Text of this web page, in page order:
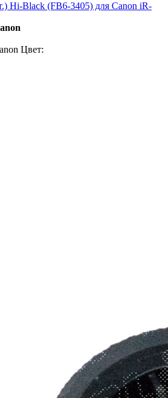
Hi-Black (FB6-3405) для Canon iR-
Цвет: